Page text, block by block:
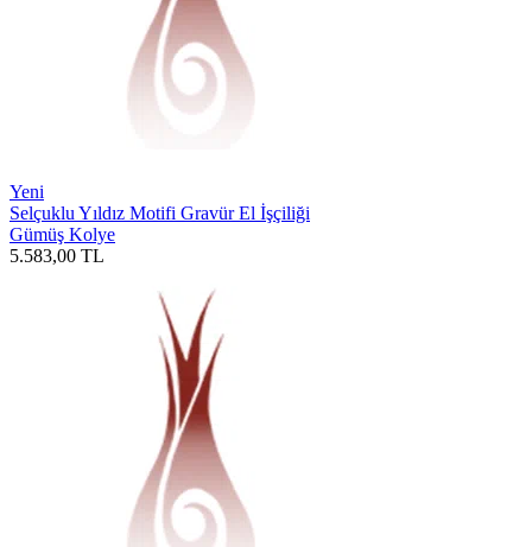
Yeni
Selçuklu Yıldız Motifi Gravür El İşçiliği
Gümüş Kolye
5.583,00 TL